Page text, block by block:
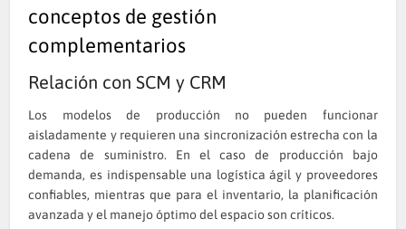
conceptos de gestión
complementarios
Relación con SCM y CRM
Los modelos de producción no pueden funcionar
aisladamente y requieren una sincronización estrecha con la
cadena de suministro. En el caso de producción bajo
demanda, es indispensable una logística ágil y proveedores
confiables, mientras que para el inventario, la planificación
avanzada y el manejo óptimo del espacio son críticos.